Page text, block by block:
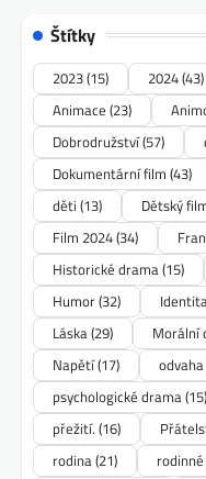
Štítky
2023(15) 2024(43)
Animace (23)
Dobrodružství(57)
Dokumentární film (43)
děti (13) Dětský
Film 2024(34)
Historické drama(15)
Humor(32)
Láska(29) Morální
Napětí(17) odvaha
psychologické drama(15)
přežití. (16)
rodina(21)